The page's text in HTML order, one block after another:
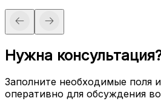
Нужна
Заполните необходимые поля
оперативно для обсуждения